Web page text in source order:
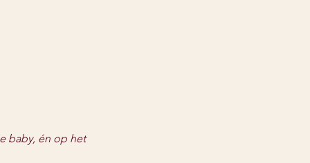
baby, én op het